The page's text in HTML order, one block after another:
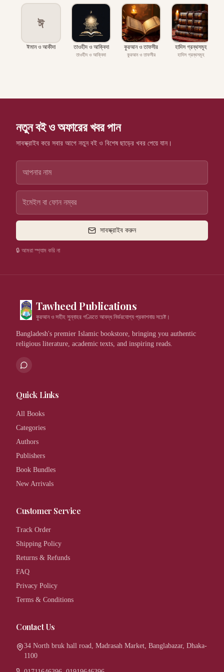
ঈ
ঈমান ও আকীদা তাওহীদ ও আক্বিদা
তাওহীদ ও আক্বিদা
কুরআন ও তাফসীর
কুরআন ও তাফসীর
হাদিস গ্রন্থসমূহ
হাদিস গ্রন্থসমূহ
নতুন বই ও অফারের খবর পান
সাবস্ক্রাইব করে সবার আগে নতুন বই ও বিশেষ ছাড়ের খবর পেয়ে যান।
সাবস্ক্রাইব করুন
🔒 আমরা স্প্যাম করি না
Tawheed Publications
কুরআন ও সহীহ সুন্নাহর গণ্ডিতে আবদ্ধ নির্ভরযোগ্য প্রকাশনায় সচেষ্ট।
Bangladesh's premier Islamic bookstore, bringing you authentic
religious literature, academic texts, and inspiring reads.
Quick Links
All Books
Categories
Authors
Publishers
Book Bundles
New Arrivals
Customer Service
Track Order
Shipping Policy
Returns & Refunds
FAQ
Privacy Policy
Terms & Conditions
Contact Us
34 North bruk hall road, Madrasah Market, Banglabazar, Dhaka-
1100